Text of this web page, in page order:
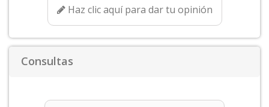
Haz clic aquí para dar tu opinión
Consultas